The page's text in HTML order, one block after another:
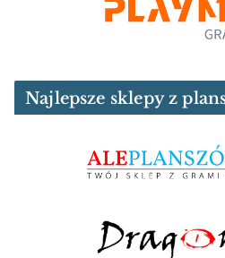
Najlepsze sklepy z